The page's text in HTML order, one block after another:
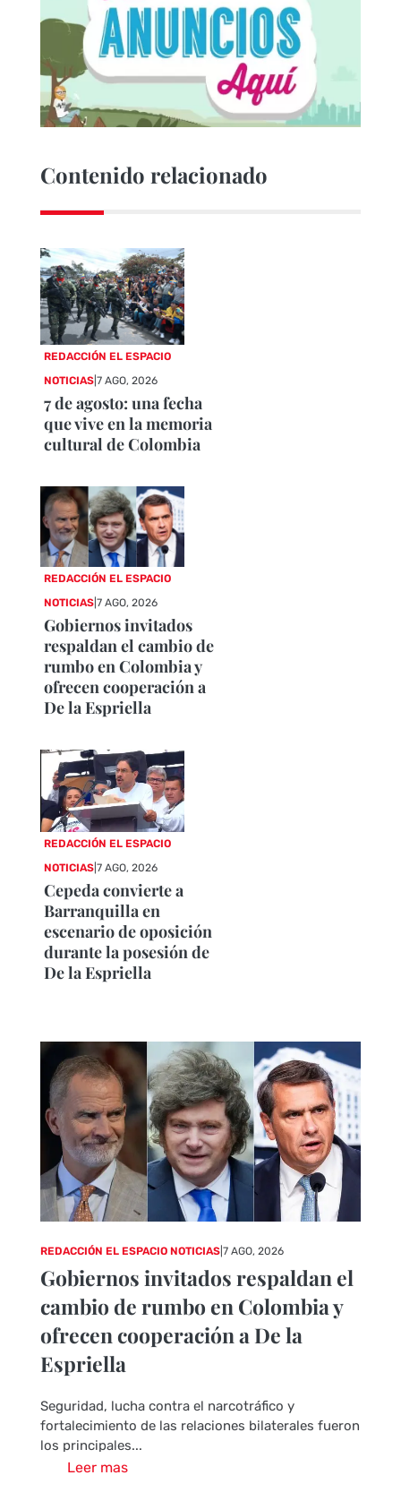
Contenido relacionado
REDACCIÓN EL ESPACIO
NOTICIAS |7 AGO, 2026
7 de agosto: una fecha
que vive en la memoria
cultural de Colombia
REDACCIÓN EL ESPACIO
NOTICIAS |7 AGO, 2026
Gobiernos invitados
respaldan el cambio de
rumbo en Colombia y
ofrecen cooperación a
De la Espriella
REDACCIÓN EL ESPACIO
NOTICIAS |7 AGO, 2026
Cepeda convierte a
Barranquilla en
escenario de oposición
durante la posesión de
De la Espriella
REDACCIÓN EL ESPACIO NOTICIAS| 7 AGO, 2026
Gobiernos invitados respaldan el
cambio de rumbo en Colombia y
ofrecen cooperación a De la
Espriella
Seguridad, lucha contra el narcotráfico y
fortalecimiento de las relaciones bilaterales fueron
los principales...
Leer mas